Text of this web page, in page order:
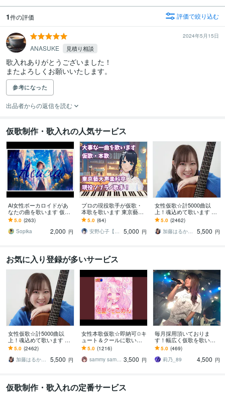
1件の評価 評価で絞り込む
2024年5月15日
ANASUKE 見積り相談
歌入れありがとうございました！
またよろしくお願いいたします。
参考になった
出品者からの返信を読む
仮歌制作・歌入れの人気サービス
AI女性ボーカロイドがあ
なたの曲を歌います 仮
歌、本歌OK・SunoAI対
応・次世代歌入れサービ
ス！
5.0 (263)
Sopika
2,000 円
プロの現役歌手が仮歌・
本歌を歌います 東京藝術
大学声楽科卒業！あなた
の大事な一曲を歌います
5.0 (64)
安野心子【安心さん】
5,000 円
女性仮歌☆計5000曲以
上！魂込めて歌います エ
ディットが楽♪すぐ提出可
能♪毎月採用♪テレビ出演
有♪
5.0 (2462)
加藤はるか_Sing
5,500 円
お気に入り登録が多いサービス
女性仮歌☆計5000曲以
上！魂込めて歌います エ
ディットが楽♪すぐ提出可
能♪毎月採用♪テレビ出演
有♪
5.0 (2462)
加藤はるか_Sing
5,500 円
女性本歌仮歌☆即納可✩キ
ュート＆クールに歌いま
す アイドルアニソン得意
です、毎月採用報告有
り！(作詞も可)
5.0 (1216)
sammy sammy 3,500 円
毎月採用頂いておりま
す！幅広く仮歌を歌いま
す アニソン、歌物系、パ
ワフルな楽曲の仮歌が得
意！
5.0 (469)
莉乃_89
4,500 円
仮歌制作・歌入れの定番サービス